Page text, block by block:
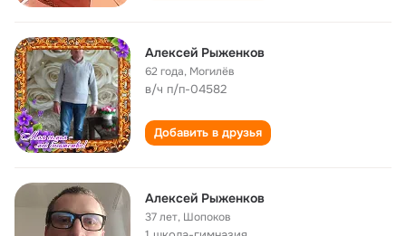
Алексей Рыженков
62 года, Могилёв
в/ч п/п-04582
Добавить в друзья
Алексей Рыженков
37 лет, Шопоков